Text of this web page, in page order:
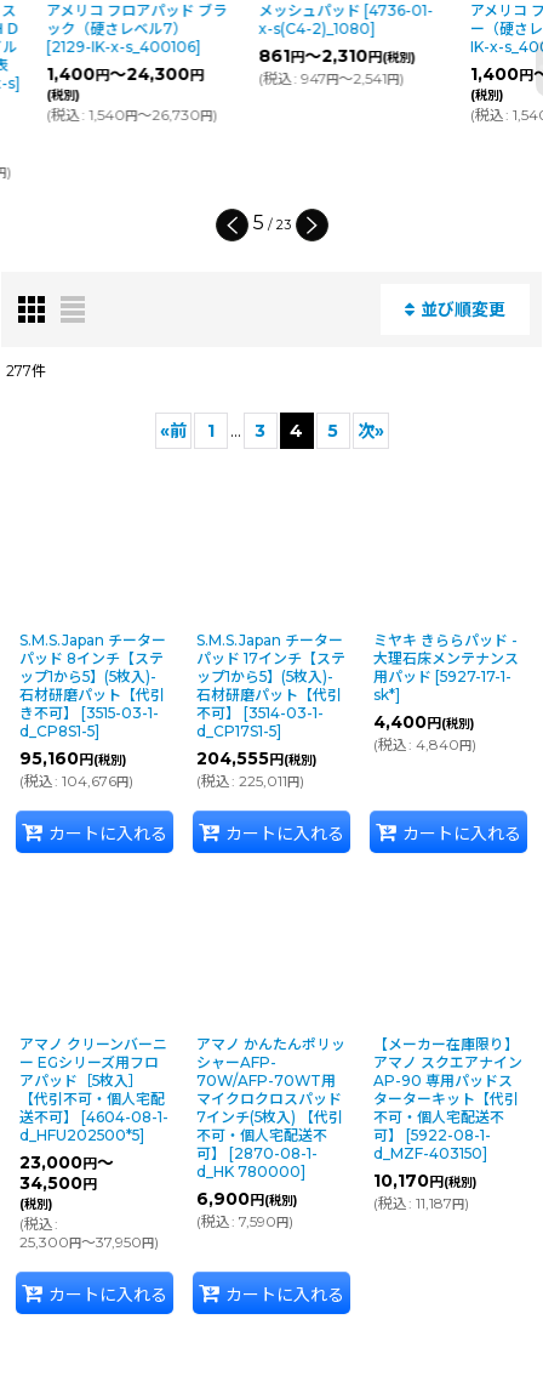
上げに不自然な箇所があったり、内容に不
整合が生じている場合があります。トピッ
硬さレベル 10
タイタン
剥離専用に作られた特別な一枚。アメリコ
史上最強の剥離用パッドです。幾層にも重
間を短縮します。
可能です。
硬さレベル 8
ブラックＨＤ
バーニッシャーで磨き固められたワックス
の除去に適したフロアパッド。350rpmま
アメリコ フロアパッド ブラ
ック（硬さレベル7）
2129-IK-x-s_400106]
1,400円～24,300円
(税別)
税込: 1,540円～26,730円)
メッシュパッド [4736-01-
x-s(C4-2)_1080]
861円～2,310円 (税別)
税込: 947 円～2,541円)
アメリコ フ
ー（硬さレベ
IK-x-
1,400円～
(税別)
税込: 1,540円
5 / 23
並び順変更
277件
«前 1 ... 3 4 5 次»
S.M.S.Japan チーター
パッド 8インチ【ステ
ップ1から5】(5枚入)-
石材研磨パット【代引
き不可】
[3515-03-1-
d_CP8S1-5]
95,160円 (税別)
(税込: 104,676円)
カートに入れる
S.M.S.Japan チーター
パッド 17インチ【ステ
ップ1から5】(5枚入)-
石材研磨パット【代引
不可】
[3514-03-1-
d_CP17S1-5]
204,555円 (税別)
(税込: 225,011 円)
カートに入れる
ミヤキ きららパッド -
大理石床メンテナンス
用パッド [5927-17-1-
sk*]
4,400円 (税別)
(税込: 4,840 円)
カートに入れる
アマノ クリーンバーニ
ー EGシリーズ用フロ
アパッド［5枚入］
【代引不可・個人宅配
送不可】
[4604-08-1-
d_HFU202500*5]
23,000円～
34,500円
(税別)
(税込:
25,300 円～37,950 円)
カートに入れる
アマノ かんたんポリッ
シャーAFP-
70W/AFP-70WT用
マイクロクロスパッド
7インチ(5枚入) 【代引
不可・個人宅配送不
可】
[2870-08-1-
d_HK 780000]
6,900円 (税別)
(税込: 7,590 円)
カートに入れる
【メーカー在庫限り】
アマノ スクエアナイン
AP-90 専用パッドス
ターターキット【代引
不可・個人宅配送不
可】
[5922-08-1-
d_MZF-403150]
10,170円 (税別)
(税込: 11,187 円)